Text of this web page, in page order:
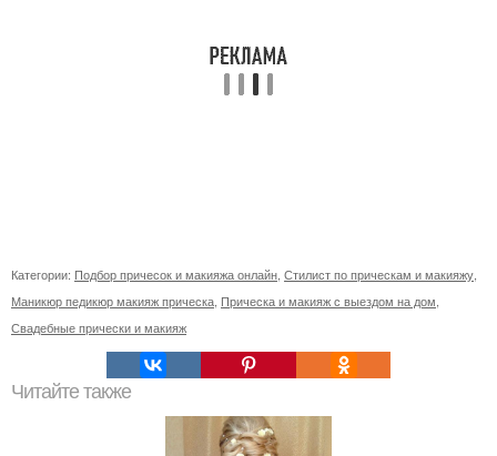
Категории: Подбор причесок и макияжа онлайн, Стилист по прическам и макияжу,
Маникюр педикюр макияж прическа, Прическа и макияж с выездом на дом,
Свадебные прически и макияж
Читайте также